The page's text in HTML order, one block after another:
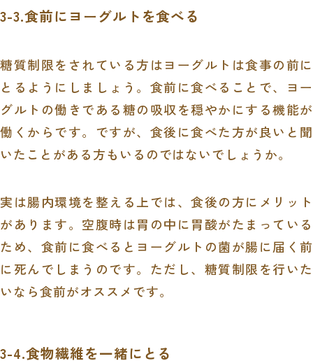
3-3.食前にヨーグルトを食べる
糖質制限をされている方はヨーグルトは食事の前に
とるようにしましょう。食前に食べることで、ヨー
グルトの働きである糖の吸収を穏やかにする機能が
働く からです。ですが、食後に食べた方が良いと聞
いたことがある方もいるのではないでしょうか。
実は腸内環境を整える上では、食後の方にメリット
があります。空腹時は胃の中に胃酸がたまっている
ため、食前に食べるとヨーグルトの菌が腸に届く前
に死んでしまうのです。ただし、糖質制限を行いた
いなら食前がオススメです。
3-4.食物繊維を一緒にとる